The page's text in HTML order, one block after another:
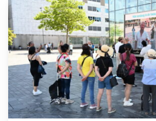
Ga naar “BeFrank viert 15-jarig jubileum